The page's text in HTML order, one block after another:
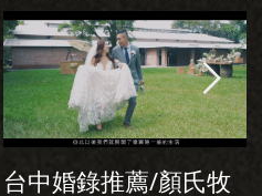
台中婚錄推薦/顏氏牧